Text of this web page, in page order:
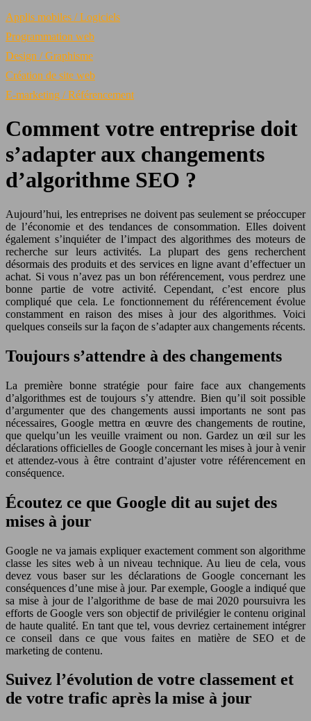
Applis mobiles / Logiciels
Programmation web
Design / Graphisme
Création de site web
E-marketing / Référencement
Comment votre entreprise doit
s’adapter aux changements
d’algorithme SEO ?
Aujourd’hui, les entreprises ne doivent pas seulement se préoccuper
de l’économie et des tendances de consommation. Elles doivent
également s’inquiéter de l’impact des algorithmes des moteurs de
recherche sur leurs activités. La plupart des gens recherchent
désormais des produits et des services en ligne avant d’effectuer un
achat. Si vous n’avez pas un bon référencement, vous perdrez une
bonne partie de votre activité. Cependant, c’est encore plus
compliqué que cela. Le fonctionnement du référencement évolue
constamment en raison des mises à jour des algorithmes. Voici
quelques conseils sur la façon de s’adapter aux changements récents.
Toujours s’attendre à des changements
La première bonne stratégie pour faire face aux changements
d’algorithmes est de toujours s’y attendre. Bien qu’il soit possible
d’argumenter que des changements aussi importants ne sont pas
nécessaires, Google mettra en œuvre des changements de routine,
que quelqu’un les veuille vraiment ou non. Gardez un œil sur les
déclarations officielles de Google concernant les mises à jour à venir
et attendez-vous à être contraint d’ajuster votre référencement en
conséquence.
Écoutez ce que Google dit au sujet des
mises à jour
Google ne va jamais expliquer exactement comment son algorithme
classe les sites web à un niveau technique. Au lieu de cela, vous
devez vous baser sur les déclarations de Google concernant les
conséquences d’une mise à jour. Par exemple, Google a indiqué que
sa mise à jour de l’algorithme de base de mai 2020 poursuivra les
efforts de Google vers son objectif de privilégier le contenu original
de haute qualité. En tant que tel, vous devriez certainement intégrer
ce conseil dans ce que vous faites en matière de SEO et de
marketing de contenu.
Suivez l’évolution de votre classement et
de votre trafic après la mise à jour